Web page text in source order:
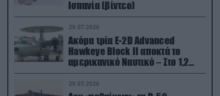
Ισπανία (βίντεο)
29.07.2026
Ακόμα τρία E-2D Advanced
Hawkeye Block II αποκτά το
αμερικανικό Ναυτικό – Στο 1,2
δισ.δολάρια το κόστος
29.07.2026